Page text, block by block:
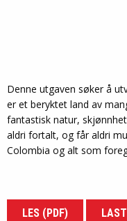
Denne utgaven søker å
er et beryktet land av
fantastisk natur,
aldri fortalt, og får aldri
Colombia og alt som
LES (PDF)